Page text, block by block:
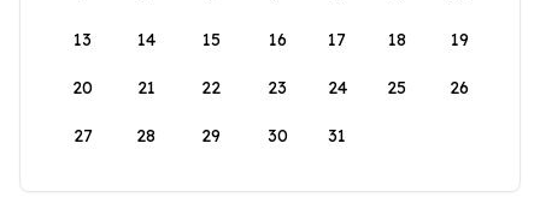
13 14 15 16 17 18 19
20 21 22 23 24 25 26
27 28 29 30 31